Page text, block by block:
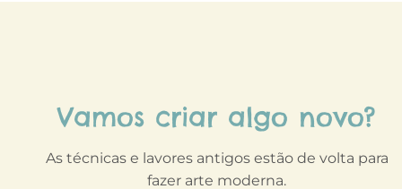
Vamos criar algo novo?
As técnicas e lavores antigos estão de volta para
fazer arte moderna.